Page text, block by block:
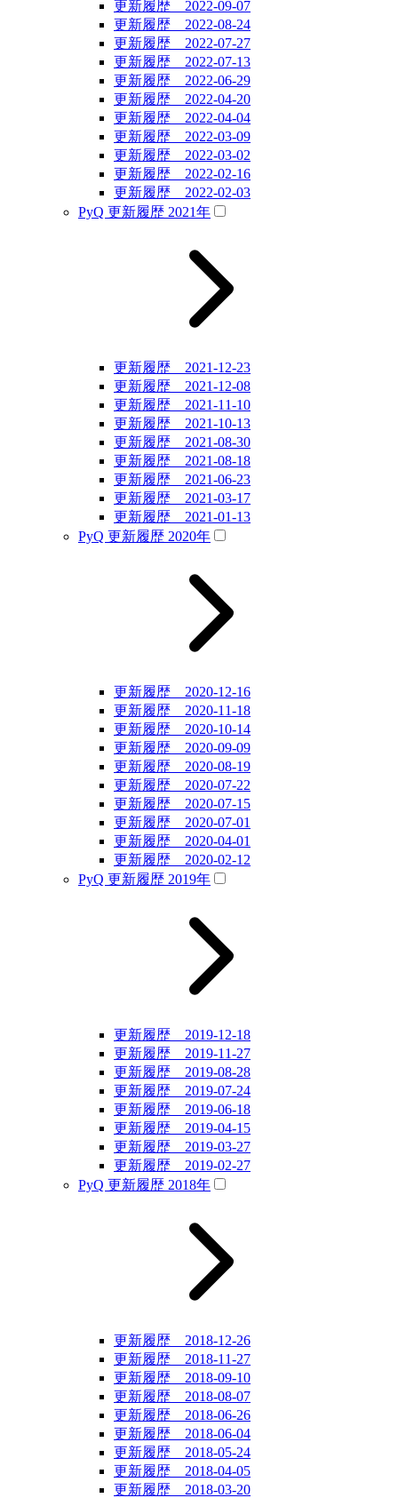
更新履歴 2022-09-07
更新履歴 2022-08-24
更新履歴 2022-07-27
更新履歴 2022-07-13
更新履歴 2022-06-29
更新履歴 2022-04-20
更新履歴 2022-04-04
更新履歴 2022-03-09
更新履歴 2022-03-02
更新履歴 2022-02-16
更新履歴 2022-02-03
PyQ 更新履歴 2021年
更新履歴 2021-12-23
更新履歴 2021-12-08
更新履歴 2021-11-10
更新履歴 2021-10-13
更新履歴 2021-08-30
更新履歴 2021-08-18
更新履歴 2021-06-23
更新履歴 2021-03-17
更新履歴 2021-01-13
PyQ 更新履歴 2020年
更新履歴 2020-12-16
更新履歴 2020-11-18
更新履歴 2020-10-14
更新履歴 2020-09-09
更新履歴 2020-08-19
更新履歴 2020-07-22
更新履歴 2020-07-15
更新履歴 2020-07-01
更新履歴 2020-04-01
更新履歴 2020-02-12
PyQ 更新履歴 2019年
更新履歴 2019-12-18
更新履歴 2019-11-27
更新履歴 2019-08-28
更新履歴 2019-07-24
更新履歴 2019-06-18
更新履歴 2019-04-15
更新履歴 2019-03-27
更新履歴 2019-02-27
PyQ 更新履歴 2018年
更新履歴 2018-12-26
更新履歴 2018-11-27
更新履歴 2018-09-10
更新履歴 2018-08-07
更新履歴 2018-06-26
更新履歴 2018-06-04
更新履歴 2018-05-24
更新履歴 2018-04-05
更新履歴 2018-03-20